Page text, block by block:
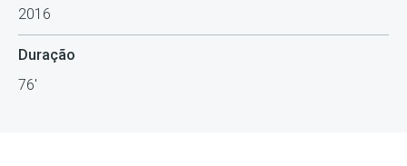
2016
Duração
76'